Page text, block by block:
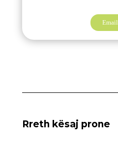
Email
Rreth kësaj prone